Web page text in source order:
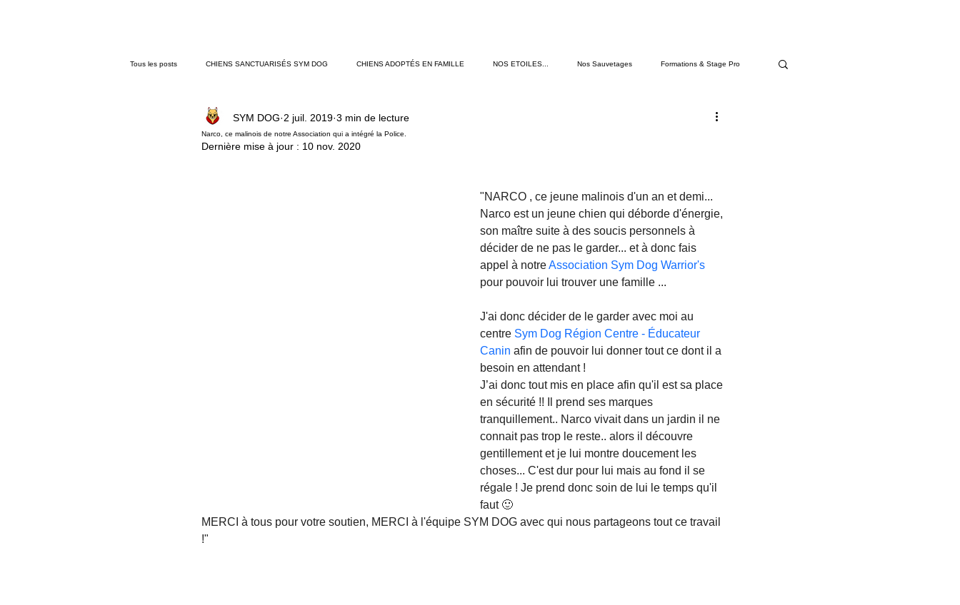
Tous les posts CHIENS SANCTUARISÉS SYM DOG CHIENS ADOPTÉS EN FAMILLE NOS ETOILES... Nos Sauvetages Formations & Stage Pro
L'Actu Sym Dog Préventions Santé et Entretien de son chien
Narco, ce malinois de notre Association qui a intégré la Police.
SYM DOG 2 juil. 2019 3 min de lecture
Dernière mise à jour : 10 nov. 2020
"NARCO , ce jeune malinois d'un an et demi...
Narco est un jeune chien qui déborde d'énergie,
son maître suite à des soucis personnels à
décider de ne pas le garder... et à donc fais
appel à notre Association Sym Dog Warrior's
pour pouvoir lui trouver une famille ...
J'ai donc décider de le garder avec moi au
centre Sym Dog Région Centre - Éducateur
Canin afin de pouvoir lui donner tout ce dont il a
besoin en attendant !
J’ai donc tout mis en place afin qu'il est sa place
en sécurité !! Il prend ses marques
tranquillement.. Narco vivait dans un jardin il ne
connait pas trop le reste.. alors il découvre
gentillement et je lui montre doucement les
choses... C'est dur pour lui mais au fond il se
régale ! Je prend donc soin de lui le temps qu'il
faut 🙂
MERCI à tous pour votre soutien, MERCI à l'équipe SYM DOG avec qui nous partageons tout ce travail
!"